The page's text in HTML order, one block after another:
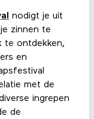
nodigt je uit
zinnen te
te ontdekken,
en
met de
ingrepen
de